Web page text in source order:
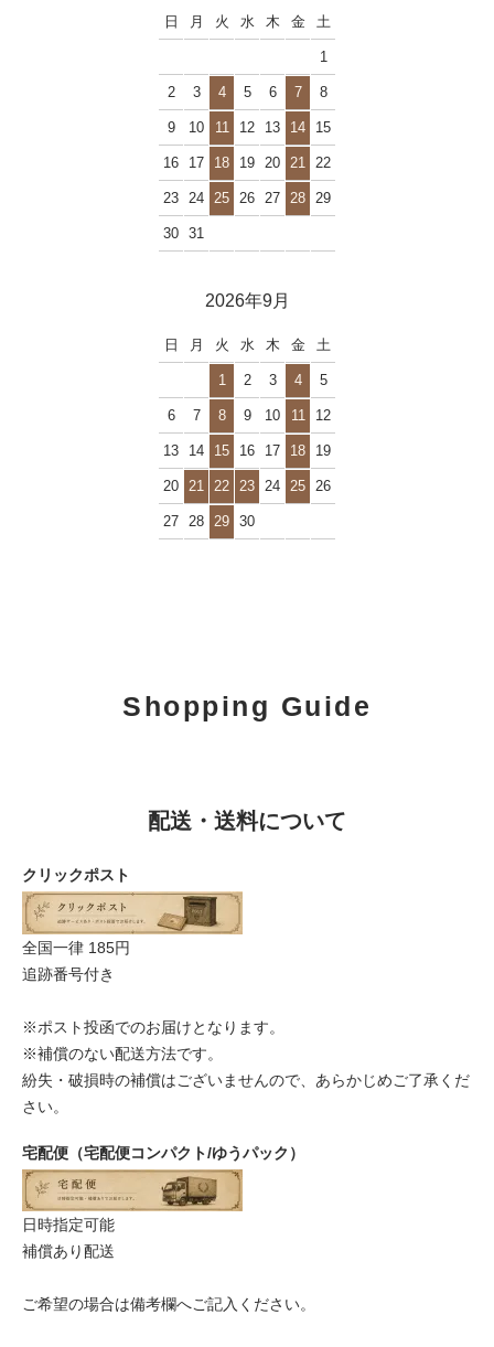
日 月 火 水 木 金 土
1
2 3 4 5 6 7 8
9 10 11 12 13 14 15
16 17 18 19 20 21 22
23 24 25 26 27 28 29
30 31
2026年9月
日 月 火 水 木 金 土
1 2 3 4 5
6 7 8 9 10 11 12
13 14 15 16 17 18 19
20 21 22 23 24 25 26
27 28 29 30
Shopping Guide
配送・送料について
クリックポスト
全国一律 185円
追跡番号付き
※ポスト投函でのお届けとなります。
※補償のない配送方法です。
紛失・破損時の補償はございませんので、あらかじめご了承くだ
さい。
宅配便（宅配便コンパクト/ゆうパック）
日時指定可能
補償あり配送
ご希望の場合は備考欄へご記入ください。